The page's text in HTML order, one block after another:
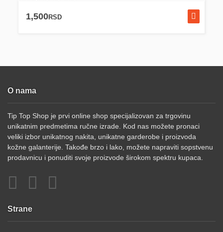
1,500RSD
O nama
Tip Top Shop je prvi online shop specijalizovan za trgovinu
unikatnim predmetima ručne izrade. Kod nas možete pronaci
veliki izbor unikatnog nakita, unikatne garderobe i proizvoda
kožne galanterije. Takođe brzo i lako, možete napraviti sopstvenu
prodavnicu i ponuditi svoje proizvode širokom spektru kupaca.
Strane